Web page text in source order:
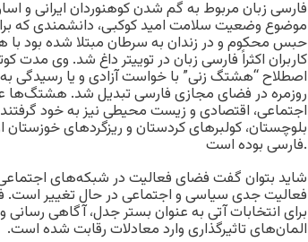
فارسی زبان مربوط به گم شدن کوهنوردان ایرانی و
کاربران اکثراً فارسی زبان در توییتر داغ شد. وی مدت
اصطلاح “هشتگ زنی” با خواست آزادی و یا رسیدگی
روزمره در فضای مجازی فارسی تبدیل شد. هشتگ‌ها
اجتماعی، اقتصادی و زیست محیطی نیز به خود
بلوچستان، کولبرهای کردستان و ریزگردهای خوزستان
فارسی بوده است.
شاید بتوان گفت فضای فعالیت در شبکه‌های
فعالیت جدی سیاسی و اجتماعی در حال تغییر
برای انتخابات آتی به عنوان بستر جدل، آگاهی
المان‌های تاثیرگذاری وارد معادلات رقابت شده است.